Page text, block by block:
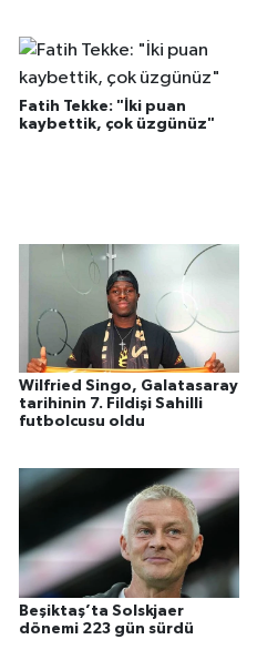
Fatih Tekke: "İki puan
kaybettik, çok üzgünüz"
Wilfried Singo, Galatasaray
tarihinin 7. Fildişi Sahilli
futbolcusu oldu
Beşiktaş’ta Solskjaer
dönemi 223 gün sürdü